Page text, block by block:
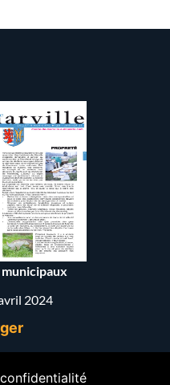
2024